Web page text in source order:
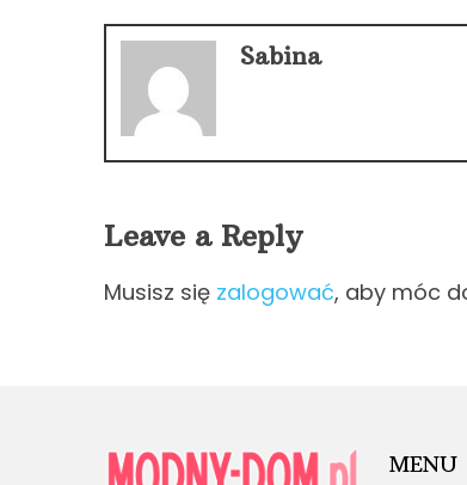
Sabina
Leave a Reply
Musisz się zalogować, aby móc
MENU